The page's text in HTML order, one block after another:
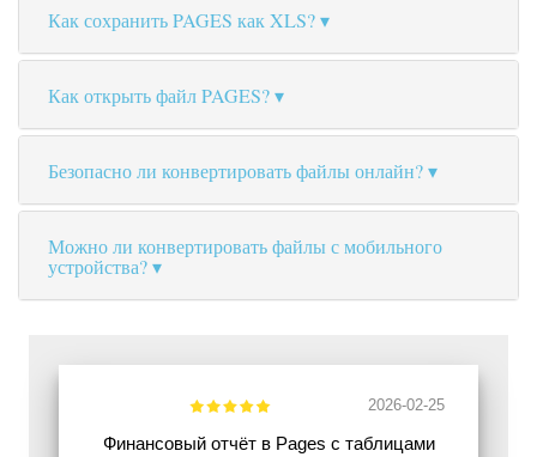
Как сохранить PAGES как XLS?
Как открыть файл PAGES?
Безопасно ли конвертировать файлы онлайн?
Можно ли конвертировать файлы с мобильного
устройства?
2026-02-25
Финансовый отчёт в Pages с таблицами